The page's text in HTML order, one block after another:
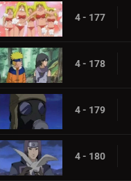
4 - 177
4 - 178
4 - 179
4 - 180